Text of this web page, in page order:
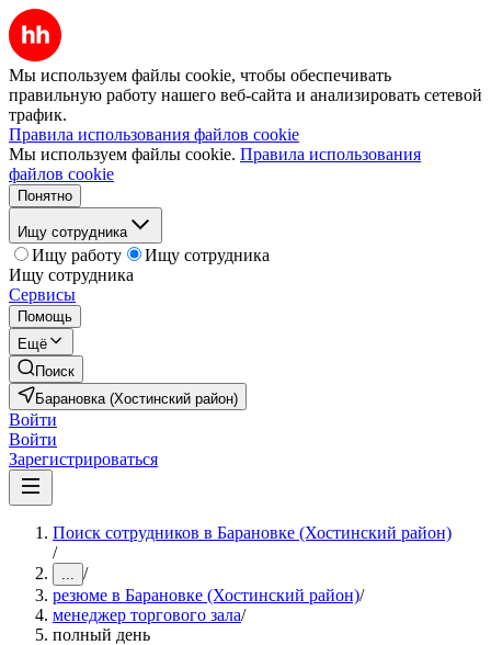
Мы используем файлы cookie, чтобы обеспечивать
правильную работу нашего веб-сайта и анализировать сетевой
трафик.
Правила использования файлов cookie
Мы используем файлы cookie. Правила использования
файлов cookie
Понятно
Ищу сотрудника
Ищу работу
Ищу сотрудника
Ищу сотрудника
Сервисы
Помощь
Ещё
Поиск
Барановка (Хостинский район)
Войти
Войти
Зарегистрироваться
Поиск сотрудников в Барановке (Хостинский район)
/
... /
резюме в Барановке (Хостинский район)/
менеджер торгового зала/
полный день